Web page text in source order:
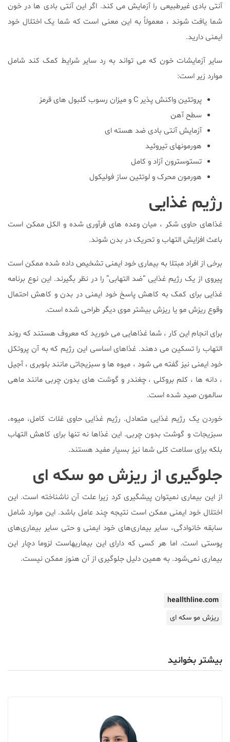
آنتی بادی غیرطبیعی را آزمایش می کند. اگر این آنتی بادی ها در خون
شما یافت شوند ، معمولاً به این معنی است که شما یک اختلال خود
ایمنی دارید.
سایر آزمایشات خون که می تواند به رد سایر شرایط کمک کند شامل
موارد زیر است:
پروتئین واکنش پذیر C و میزان رسوب گلبول های قرمز
سطح آهن
آزمایش آنتی بادی ضد هسته ای
هورمونهای تیروئید
تستوسترون آزاد و کامل
هورمون محرک و لوتئین ساز فولیکول
رژیم غذایی
غذاهای حاوی شکر ، میان وعده های فرآوری شده و الکل ممکن است
باعث افزایش التهاب و تحریک در بدن شوند.
برخی از افراد مبتلا به بیماری خود ایمنی تشخیص داده شده ممکن است
پیروی از یک رژیم غذایی “ضد التهابی” را در نظر بگیرند. این نوع برنامه
غذایی برای کمک به کاهش پاسخ خود ایمنی در بدن و کاهش احتمال
وقوع ریزش مو یا ریزش بیشتر موی دیگر طراحی شده است.
برای انجام این کار ، شما غذاهایی می خورید که معروف هستند که روند
التهاب را تسکین می دهند. غذاهای اساسی این رژیم که به آن پروتکل
خود ایمنی نیز گفته می شود ، میوه ها و سبزیجاتی مانند بلوبری ، آجیل
، دانه ها ، کلم بروکلی ، چغندر و گوشت های بدون چربی مانند ماهی
سالمون صید شده است.
خوردن یک رژیم غذایی متعادل. رژیم غذایی حاوی غلات کامل، میوه،
سبزیجات و گوشت بدون چربی. این غذاها نه تنها برای کاهش التهاب
بلکه برای سلامت کلی شما نیز بسیار مفید هستند.
جلوگیری از ریزش مو سکه ای
از این بیماری نمیتوان پیشگیری کرد زیرا علت آن ناشناخته است. این
اختلال خود ایمنی ممکن است نتیجه چند عامل باشد. این موارد شامل
سابقه خانوادگی، سایر بیماری‌های خود ایمنی و حتی سایر بیماری‌های
پوستی است. اما هر کسی که دارای این بیماریهاست لزوما دچار این
بیماری نمی‌شود. به همین دلیل جلوگیری از آن هنوز ممکن نیست.
heallthline.com
ریزش مو سکه ای
بیشتر بخوانید